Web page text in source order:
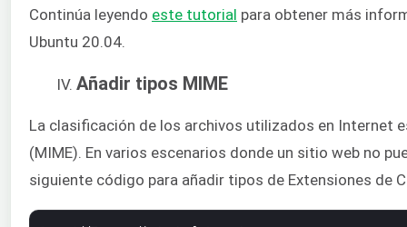
Continúa leyendo este tutorial para obtener más
Ubuntu 20.04.
Añadir tipos MIME
La clasificación de los archivos utilizados en Internet
(MIME). En varios escenarios donde un sitio web no
siguiente código para añadir tipos de Extensiones de